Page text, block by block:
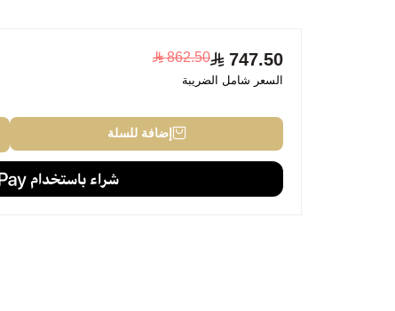
747.50
862.50
السعر شامل الضريبة
إضافة للسلة